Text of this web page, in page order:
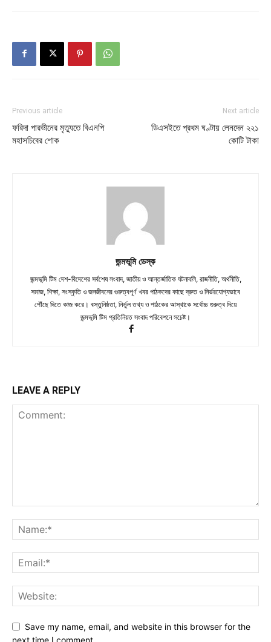
Previous article
ফরিদা পারভীনের মৃত্যুতে বিএনপি
মহাসচিবের শোক
Next article
ডিএসইতে প্রথম ঘণ্টায় লেনদেন ২২১
কোটি টাকা
জন্মভূমি ডেস্ক
জন্মভূমি টিম দেশ-বিদেশের সর্বশেষ সংবাদ, জাতীয় ও আন্তর্জাতিক ঘটনাবলি, রাজনীতি, অর্থনীতি,
সমাজ, শিক্ষা, সংস্কৃতি ও জনজীবনের গুরুত্বপূর্ণ খবর পাঠকদের কাছে দ্রুত ও নির্ভরযোগ্যভাবে
পৌঁছে দিতে কাজ করে। বস্তুনিষ্ঠতা, নির্ভুল তথ্য ও পাঠকের আস্থাকে সর্বোচ্চ গুরুত্ব দিয়ে
জন্মভূমি টিম প্রতিনিয়ত সংবাদ পরিবেশনে সচেষ্ট।
LEAVE A REPLY
Save my name, email, and website in this browser for the